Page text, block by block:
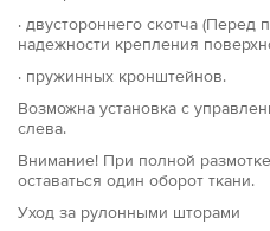
· двустороннего скотча (Перед
надежности крепления
· пружинных кронштейнов.
Возможна установка с
слева.
Внимание! При полной
оставаться один оборот ткани.
Уход за рулонными шторами